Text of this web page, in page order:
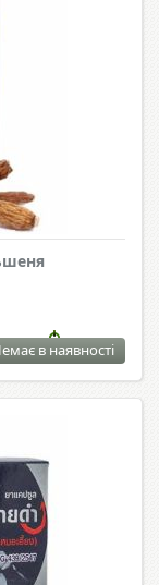
в наявності